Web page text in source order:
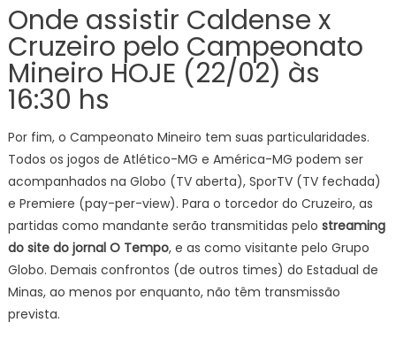
Onde assistir Caldense x
Cruzeiro pelo Campeonato
Mineiro HOJE (22/02) às
16:30 hs
Por fim, o Campeonato Mineiro tem suas particularidades.
Todos os jogos de Atlético-MG e América-MG podem ser
acompanhados na Globo (TV aberta), SporTV (TV fechada)
e Premiere (pay-per-view). Para o torcedor do Cruzeiro, as
partidas como mandante serão transmitidas pelo streaming
do site do jornal O Tempo, e as como visitante pelo Grupo
Globo. Demais confrontos (de outros times) do Estadual de
Minas, ao menos por enquanto, não têm transmissão
prevista.